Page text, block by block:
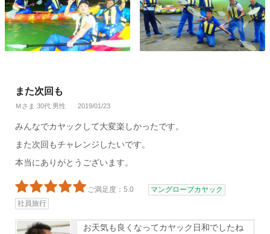
また次回も
Ｍさま 30代 男性 2019/01/23
みんなでカヤックして大変楽しかったです。
また次回もチャレンジしたいです。
本当にありがとうございます。
ご満足度：5.0
マングローブカヤック
社員旅行
お天気も良くなってカヤック日和でしたね